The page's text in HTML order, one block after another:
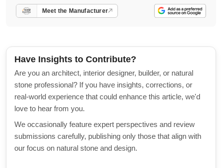
Meet the Manufacturer
Have Insights to Contribute?
Are you an architect, interior designer, builder, or natural
stone professional? If you have insights, corrections, or
real-world experience that could enhance this article, we'd
love to hear from you.
We occasionally feature expert perspectives and review
submissions carefully, publishing only those that align with
our focus on natural stone and design.